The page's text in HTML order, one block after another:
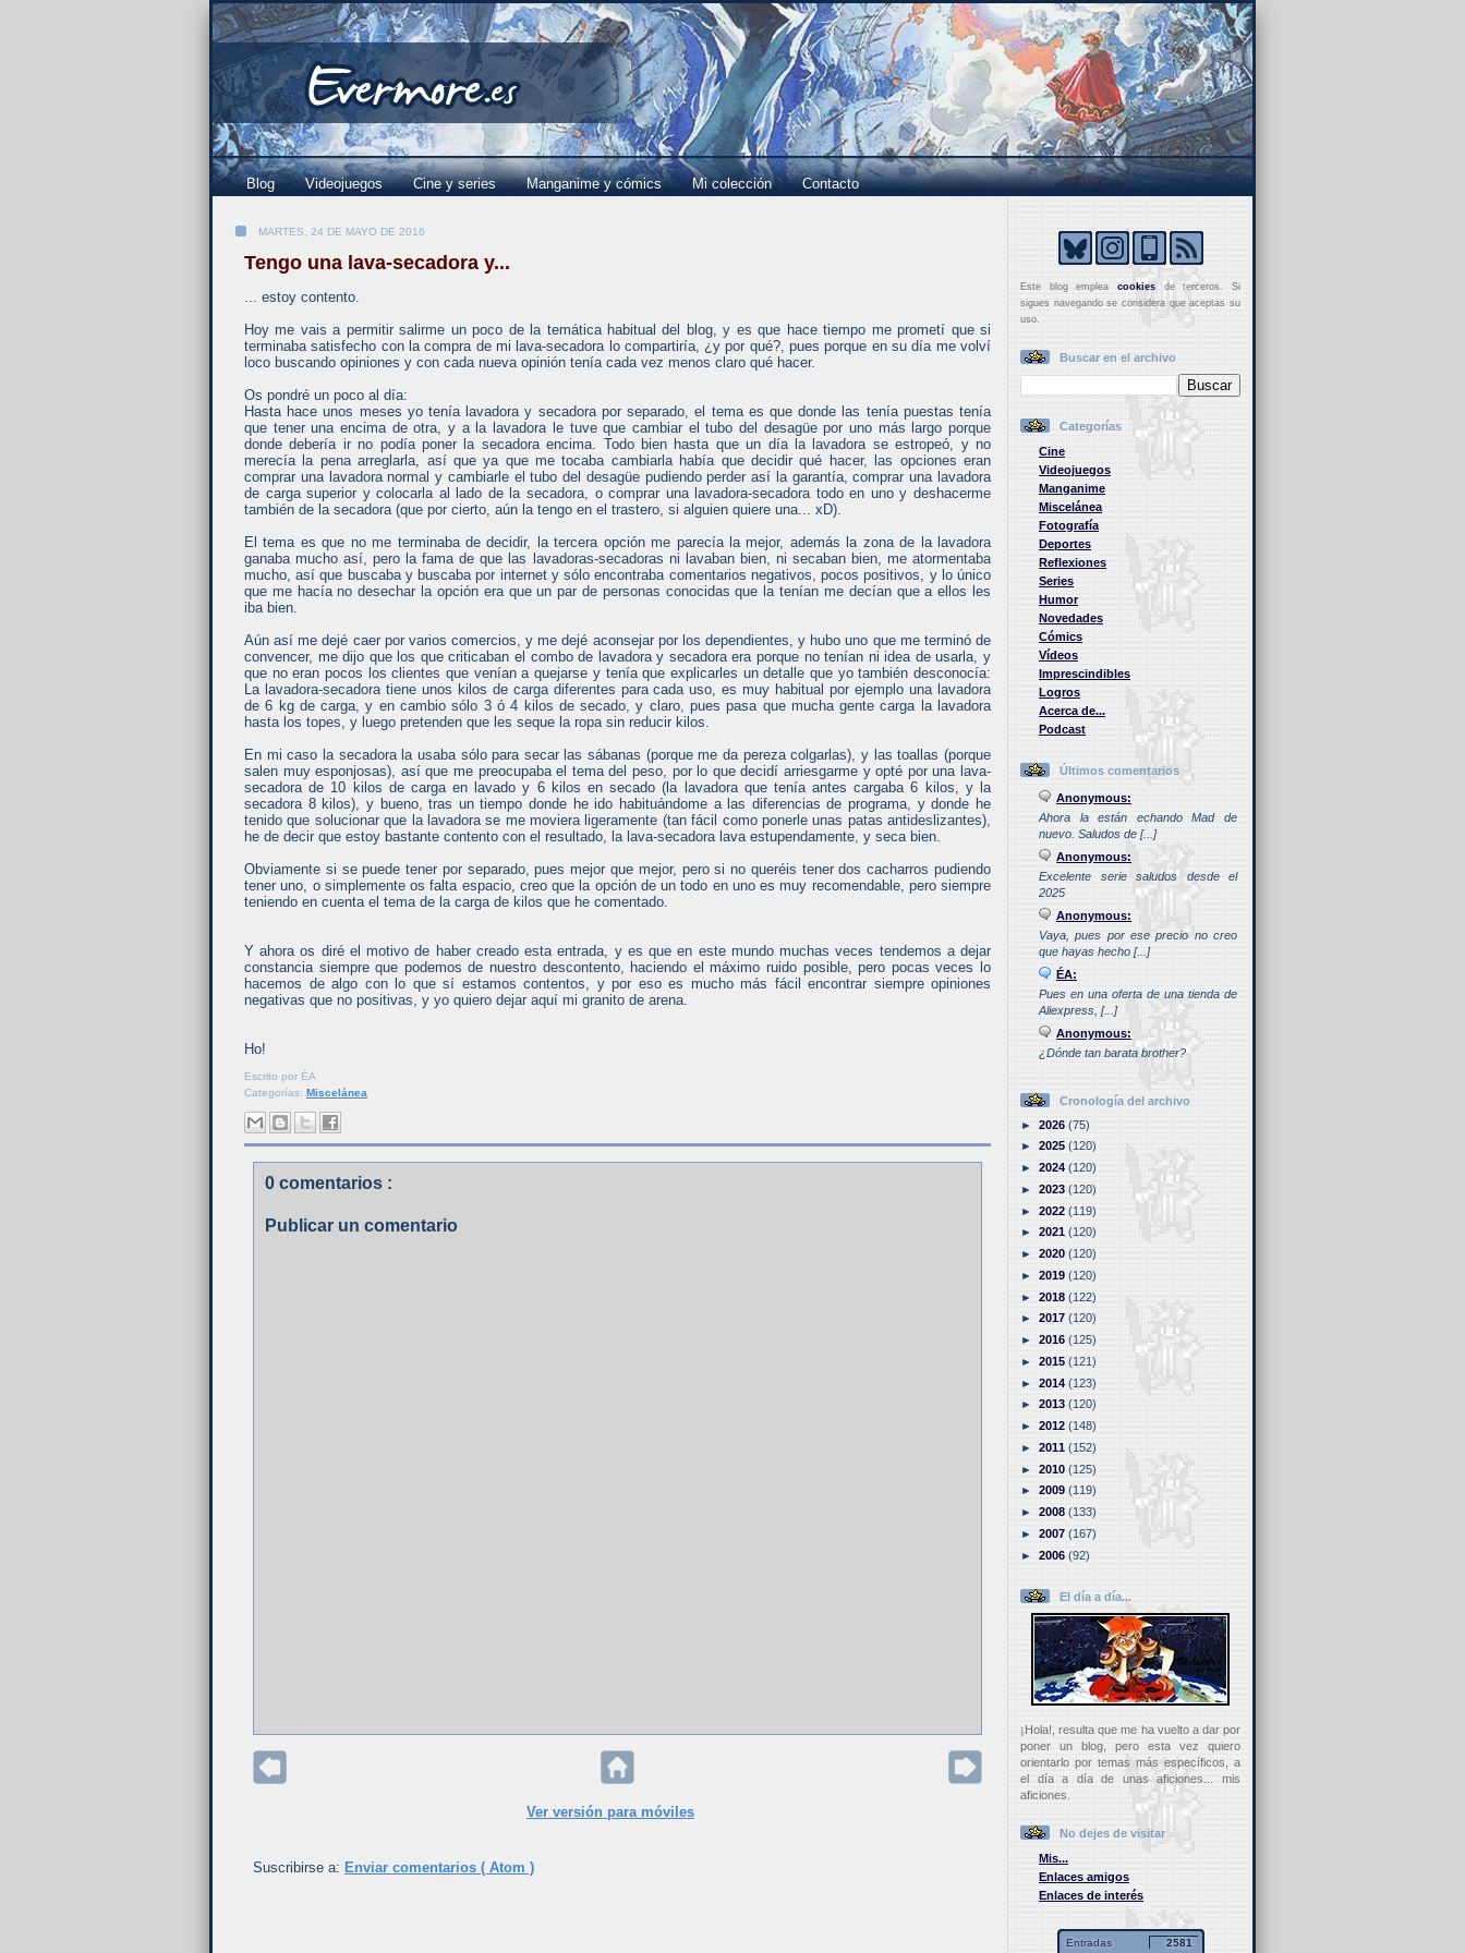
Blog Videojuegos Cine y series Manganime y cómics Mi colección Contacto
MARTES, 24 DE MAYO DE 2016
Tengo una lava-secadora y...
... estoy contento.
Hoy me vais a permitir salirme un poco de la temática habitual del blog, y es que hace tiempo me prometí que si
terminaba satisfecho con la compra de mi lava-secadora lo compartiría, ¿y por qué?, pues porque en su día me volví
loco buscando opiniones y con cada nueva opinión tenía cada vez menos claro qué hacer.
Os pondré un poco al día:
Hasta hace unos meses yo tenía lavadora y secadora por separado, el tema es que donde las tenía puestas tenía
que tener una encima de otra, y a la lavadora le tuve que cambiar el tubo del desagüe por uno más largo porque
donde debería ir no podía poner la secadora encima. Todo bien hasta que un día la lavadora se estropeó, y no
merecía la pena arreglarla, así que ya que me tocaba cambiarla había que decidir qué hacer, las opciones eran
comprar una lavadora normal y cambiarle el tubo del desagüe pudiendo perder así la garantía, comprar una lavadora
de carga superior y colocarla al lado de la secadora, o comprar una lavadora-secadora todo en uno y deshacerme
también de la secadora (que por cierto, aún la tengo en el trastero, si alguien quiere una... xD).
El tema es que no me terminaba de decidir, la tercera opción me parecía la mejor, además la zona de la lavadora
ganaba mucho así, pero la fama de que las lavadoras-secadoras ni lavaban bien, ni secaban bien, me atormentaba
mucho, así que buscaba y buscaba por internet y sólo encontraba comentarios negativos, pocos positivos, y lo único
que me hacía no desechar la opción era que un par de personas conocidas que la tenían me decían que a ellos les
iba bien.
Aún así me dejé caer por varios comercios, y me dejé aconsejar por los dependientes, y hubo uno que me terminó de
convencer, me dijo que los que criticaban el combo de lavadora y secadora era porque no tenían ni idea de usarla, y
que no eran pocos los clientes que venían a quejarse y tenía que explicarles un detalle que yo también desconocía:
La lavadora-secadora tiene unos kilos de carga diferentes para cada uso, es muy habitual por ejemplo una lavadora
de 6 kg de carga, y en cambio sólo 3 ó 4 kilos de secado, y claro, pues pasa que mucha gente carga la lavadora
hasta los topes, y luego pretenden que les seque la ropa sin reducir kilos.
En mi caso la secadora la usaba sólo para secar las sábanas (porque me da pereza colgarlas), y las toallas (porque
salen muy esponjosas), así que me preocupaba el tema del peso, por lo que decidí arriesgarme y opté por una lava-
secadora de 10 kilos de carga en lavado y 6 kilos en secado (la lavadora que tenía antes cargaba 6 kilos, y la
secadora 8 kilos), y bueno, tras un tiempo donde he ido habituándome a las diferencias de programa, y donde he
tenido que solucionar que la lavadora se me moviera ligeramente (tan fácil como ponerle unas patas antideslizantes),
he de decir que estoy bastante contento con el resultado, la lava-secadora lava estupendamente, y seca bien.
Obviamente si se puede tener por separado, pues mejor que mejor, pero si no queréis tener dos cacharros pudiendo
tener uno, o simplemente os falta espacio, creo que la opción de un todo en uno es muy recomendable, pero siempre
teniendo en cuenta el tema de la carga de kilos que he comentado.
Y ahora os diré el motivo de haber creado esta entrada, y es que en este mundo muchas veces tendemos a dejar
constancia siempre que podemos de nuestro descontento, haciendo el máximo ruido posible, pero pocas veces lo
hacemos de algo con lo que sí estamos contentos, y por eso es mucho más fácil encontrar siempre opiniones
negativas que no positivas, y yo quiero dejar aquí mi granito de arena.
Ho!
Escrito por ÉA
Categorías: Miscelánea
0 comentarios :
Publicar un comentario
Ver versión para móviles
Suscribirse a: Enviar comentarios ( Atom )
Este blog empleacookies de terceros. Si
sigues navegando se considera que aceptas su
uso.
Buscar en el archivo
Categorías
Cine
Videojuegos
Manganime
Miscelánea
Fotografía
Deportes
Reflexiones
Series
Humor
Novedades
Cómics
Vídeos
Imprescindibles
Logros
Acerca de...
Podcast
Últimos comentarios
Anonymous:
Ahora la están echando Mad de
nuevo. Saludos de [...]
Anonymous:
Excelente serie saludos desde el
2025
Anonymous:
Vaya, pues por ese precio no creo
que hayas hecho [...]
ÉA:
Pues en una oferta de una tienda de
Aliexpress, [...]
Anonymous:
¿Dónde tan barata brother?
Cronología del archivo
►2026(75)
►2025(120)
►2024(120)
►2023(120)
►2022(119)
►2021(120)
►2020(120)
►2019(120)
►2018(122)
►2017(120)
►2016(125)
►2015(121)
►2014(123)
►2013(120)
►2012(148)
►2011(152)
►2010(125)
►2009(119)
►2008(133)
►2007(167)
►2006(92)
El día a día...
¡Hola!, resulta que me ha vuelto a dar por
poner un blog, pero esta vez quiero
orientarlo por temas más específicos, a
el día a día de unas aficiones... mis
aficiones.
No dejes de visitar
Mis...
Enlaces amigos
Enlaces de interés
Entradas 2581